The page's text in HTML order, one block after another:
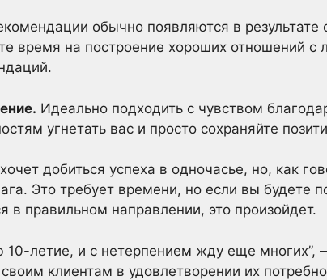
обычно появляются в результате
время на построение хороших отношений с
Идеально подходить с чувством
угнетать вас и просто сохраняйте
добиться успеха в одночасье, но, как
Это требует времени, но если вы будете
в правильном направлении, это произойдет.
10-летие, и с нетерпением жду еще
клиентам в удовлетворении их